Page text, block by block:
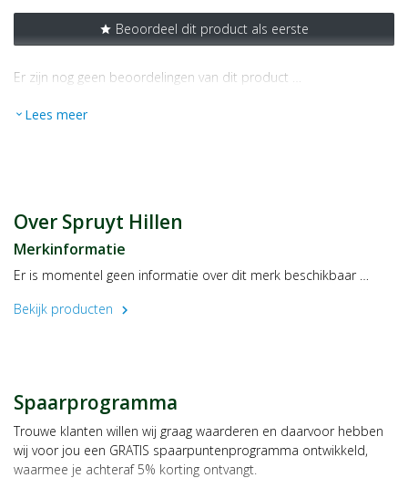
star Beoordeel dit product als eerste
Er zijn nog geen beoordelingen van dit product …
expand_more Lees meer
Over Spruyt Hillen
Merkinformatie
Er is momentel geen informatie over dit merk beschikbaar …
Bekijk producten
chevron_right
Spaarprogramma
Trouwe klanten willen wij graag waarderen en daarvoor hebben
wij voor jou een GRATIS spaarpuntenprogramma ontwikkeld,
waarmee je achteraf 5% korting ontvangt.